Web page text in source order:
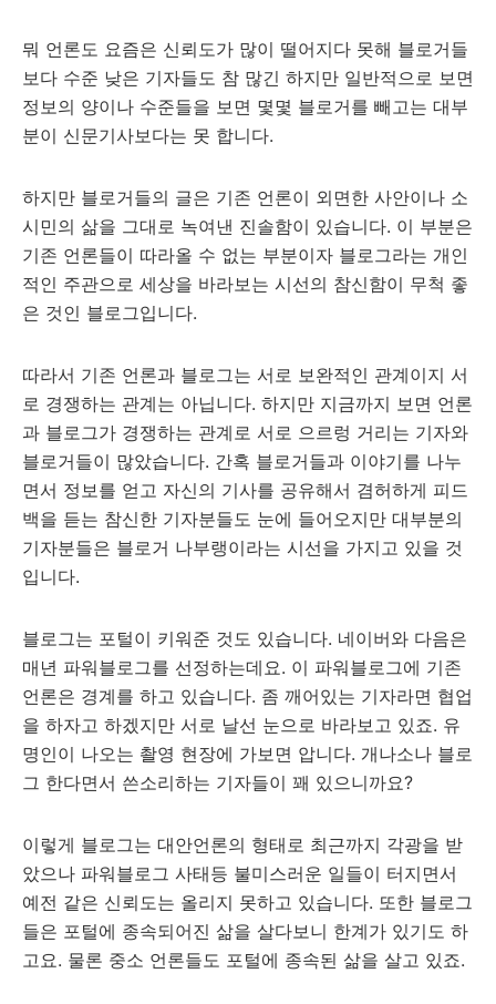
뭐 언론도 요즘은 신뢰도가 많이 떨어지다 못해 블로거들
보다 수준 낮은 기자들도 참 많긴 하지만 일반적으로 보면
정보의 양이나 수준들을 보면 몇몇 블로거를 빼고는 대부
분이 신문기사보다는 못 합니다.
하지만 블로거들의 글은 기존 언론이 외면한 사안이나 소
시민의 삶을 그대로 녹여낸 진솔함이 있습니다. 이 부분은
기존 언론들이 따라올 수 없는 부분이자 블로그라는 개인
적인 주관으로 세상을 바라보는 시선의 참신함이 무척 좋
은 것인 블로그입니다.
따라서 기존 언론과 블로그는 서로 보완적인 관계이지 서
로 경쟁하는 관계는 아닙니다. 하지만 지금까지 보면 언론
과 블로그가 경쟁하는 관계로 서로 으르렁 거리는 기자와
블로거들이 많았습니다. 간혹 블로거들과 이야기를 나누
면서 정보를 얻고 자신의 기사를 공유해서 겸허하게 피드
백을 듣는 참신한 기자분들도 눈에 들어오지만 대부분의
기자분들은 블로거 나부랭이라는 시선을 가지고 있을 것
입니다.
블로그는 포털이 키워준 것도 있습니다. 네이버와 다음은
매년 파워블로그를 선정하는데요. 이 파워블로그에 기존
언론은 경계를 하고 있습니다. 좀 깨어있는 기자라면 협업
을 하자고 하겠지만 서로 날선 눈으로 바라보고 있죠. 유
명인이 나오는 촬영 현장에 가보면 압니다. 개나소나 블로
그 한다면서 쓴소리하는 기자들이 꽤 있으니까요?
이렇게 블로그는 대안언론의 형태로 최근까지 각광을 받
았으나 파워블로그 사태등 불미스러운 일들이 터지면서
예전 같은 신뢰도는 올리지 못하고 있습니다. 또한 블로그
들은 포털에 종속되어진 삶을 살다보니 한계가 있기도 하
고요. 물론 중소 언론들도 포털에 종속된 삶을 살고 있죠.